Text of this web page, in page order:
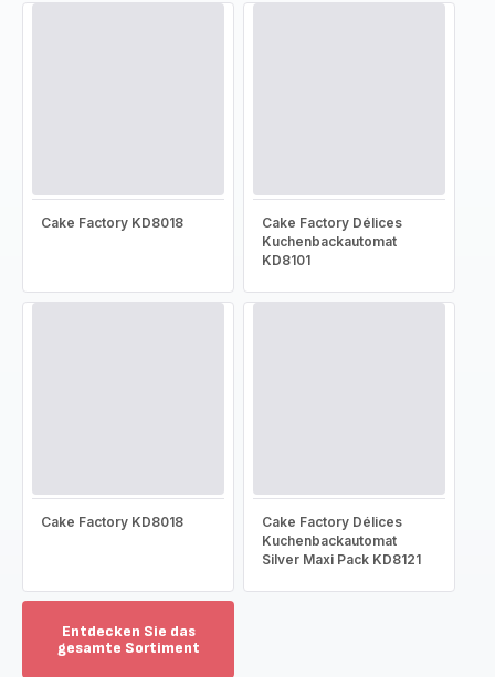
Cake Factory KD8018
Cake Factory Délices
Kuchenbackautomat
KD8101
Cake Factory KD8018
Cake Factory Délices
Kuchenbackautomat
Silver Maxi Pack KD8121
Entdecken Sie das
gesamte Sortiment